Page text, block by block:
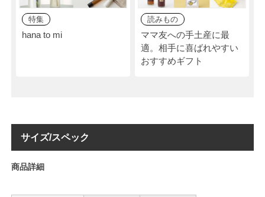
特集
hana to mi
読みもの
ママ友への手土産に最
適。相手に喜ばれやすい
おすすめギフト
サイズ/スペック
商品詳細